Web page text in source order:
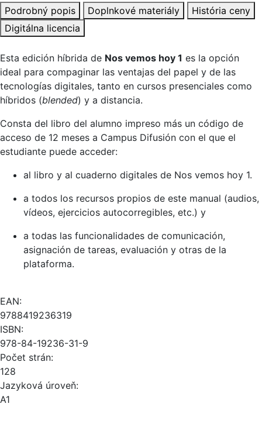
Podrobný popis Doplnkové materiály
História ceny
Digitálna licencia
Esta edición híbrida de Nos vemos hoy 1 es la opción
ideal para compaginar las ventajas del papel y de las
tecnologías digitales, tanto en cursos presenciales como
híbridos (blended) y a distancia.
Consta del libro del alumno impreso más un código de
acceso de 12 meses a Campus Difusión con el que el
estudiante puede acceder:
al libro y al cuaderno digitales de Nos vemos hoy 1.
a todos los recursos propios de este manual (audios,
vídeos, ejercicios autocorregibles, etc.) y
a todas las funcionalidades de comunicación,
asignación de tareas, evaluación y otras de la
plataforma.
EAN:
9788419236319
ISBN:
978-84-19236-31-9
Počet strán:
128
Jazyková úroveň:
A1